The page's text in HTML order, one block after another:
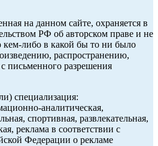
на данном сайте, охраняется в
РФ об авторском праве и не
либо в какой бы то ни было
распространению,
письменного разрешения
специализация:
аналитическая,
спортивная, развлекательная,
реклама в соответствии с
Федерации о рекламе